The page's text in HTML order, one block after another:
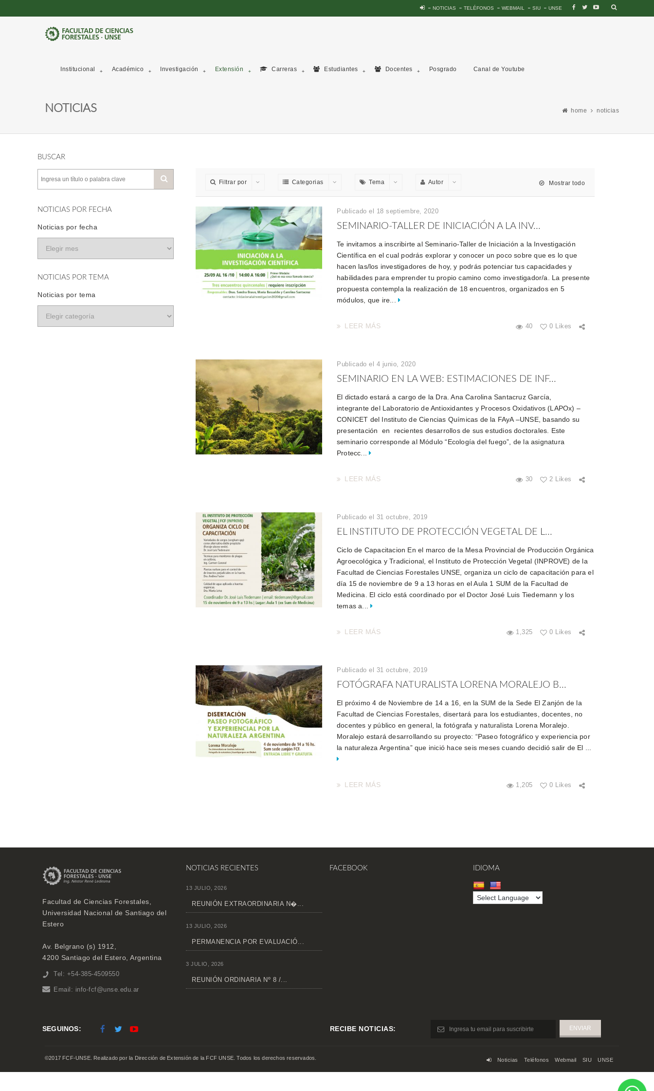
NOTICIAS TELÉFONOS WEBMAIL SIU UNSE
Institucional Académico Investigación Extensión Carreras Estudiantes Docentes Posgrado Canal de Youtube
NOTICIAS home noticias
BUSCAR
NOTICIAS POR FECHA
Noticias por fecha
NOTICIAS POR TEMA
Noticias por tema
Filtrar por Categorias Tema Autor Mostrar todo
Publicado el 18 septiembre, 2020
SEMINARIO-TALLER DE INICIACIÓN A LA INV...
Te invitamos a inscribirte al Seminario-Taller de Iniciación a la Investigación
Científica en el cual podrás explorar y conocer un poco sobre que es lo que
hacen las/los investigadores de hoy, y podrás potenciar tus capacidades y
habilidades para emprender tu propio camino como investigador/a. La presente
propuesta contempla la realización de 18 encuentros, organizados en 5
módulos, que ire...
40 0 Likes
LEER MÁS
Publicado el 4 junio, 2020
SEMINARIO EN LA WEB: ESTIMACIONES DE INF...
El dictado estará a cargo de la Dra. Ana Carolina Santacruz García,
integrante del Laboratorio de Antioxidantes y Procesos Oxidativos (LAPOx) –
CONICET del Instituto de Ciencias Químicas de la FAyA –UNSE, basando su
presentación en recientes desarrollos de sus estudios doctorales. Este
seminario corresponde al Módulo “Ecología del fuego”, de la asignatura
Protecc...
30 2 Likes
LEER MÁS
Publicado el 31 octubre, 2019
EL INSTITUTO DE PROTECCIÓN VEGETAL DE L...
Ciclo de Capacitacion En el marco de la Mesa Provincial de Producción Orgánica
Agroecológica y Tradicional, el Instituto de Protección Vegetal (INPROVE) de la
Facultad de Ciencias Forestales UNSE, organiza un ciclo de capacitación para el
día 15 de noviembre de 9 a 13 horas en el Aula 1 SUM de la Facultad de
Medicina. El ciclo está coordinado por el Doctor José Luis Tiedemann y los
temas a...
1,325 0 Likes
LEER MÁS
Publicado el 31 octubre, 2019
FOTÓGRAFA NATURALISTA LORENA MORALEJO B...
El próximo 4 de Noviembre de 14 a 16, en la SUM de la Sede El Zanjón de la
Facultad de Ciencias Forestales, disertará para los estudiantes, docentes, no
docentes y público en general, la fotógrafa y naturalista Lorena Moralejo.
Moralejo estará desarrollando su proyecto: “Paseo fotográfico y experiencia por
la naturaleza Argentina” que inició hace seis meses cuando decidió salir de El ...
1,205 0 Likes
LEER MÁS
Facultad de Ciencias Forestales,
Universidad Nacional de Santiago del
Estero
Av. Belgrano (s) 1912,
4200 Santiago del Estero, Argentina
Tel: +54-385-4509550
Email: info-fcf@unse.edu.ar
NOTICIAS RECIENTES
13 JULIO, 2026
REUNIÓN EXTRAORDINARIA N�...
13 JULIO, 2026
PERMANENCIA POR EVALUACIÓ...
3 JULIO, 2026
REUNIÓN ORDINARIA Nº 8 /...
FACEBOOK IDIOMA
SEGUINOS: RECIBE NOTICIAS:
©2017 FCF-UNSE. Realizado por la Dirección de Extensión de la FCF UNSE. Todos los derechos reservados. Noticias Teléfonos Webmail SIU UNSE